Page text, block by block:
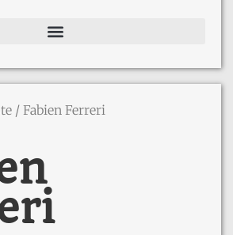
/ Fabien Ferreri